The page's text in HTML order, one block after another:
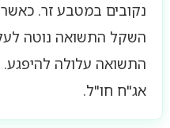
נקובים במטבע זר.
השקל התשואה נוטה
התשואה עלולה להיפגע.
אג"ח חו"ל.